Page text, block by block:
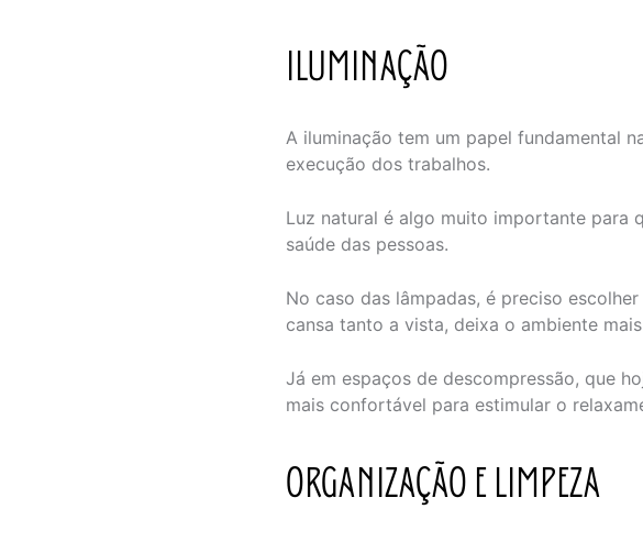
ILUMINAÇÃO
A iluminação tem um papel fundamental
execução dos trabalhos.
Luz natural é algo muito importante para
saúde das pessoas.
No caso das lâmpadas, é preciso
cansa tanto a vista, deixa o ambiente
Já em espaços de descompressão, que
mais confortável para estimular o
ORGANIZAÇÃO E LIMPEZA